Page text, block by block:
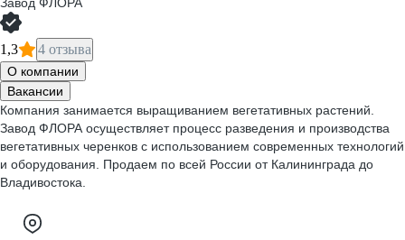
1,3 4 отзыва
О компании
Вакансии
Компания занимается выращиванием вегетативных растений.
Завод ФЛОРА осуществляет процесс разведения и производства
вегетативных черенков с использованием современных технологий
и оборудования. Продаем по всей России от Калининграда до
Владивостока.